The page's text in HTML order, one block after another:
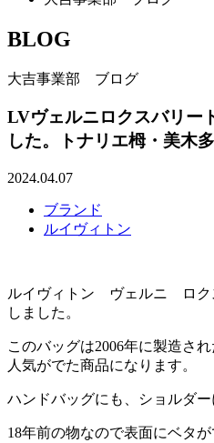
BLOG
大吉事業部 ブログ
LVヴェルニロクスバリー
した。トナリエ栂・美木
2024.04.07
ブランド
ルイヴィトン
ルイヴィトン ヴェルニ ロク
しました。
このバッグは2006年に製造さ
人気がでた商品になります。
ハンドバッグにも、ショルダ
18年前の物なので表面にベタ